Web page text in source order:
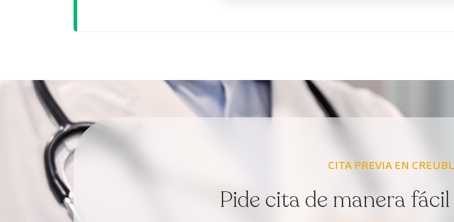
CITA PREVIA EN
Pide cita de manera